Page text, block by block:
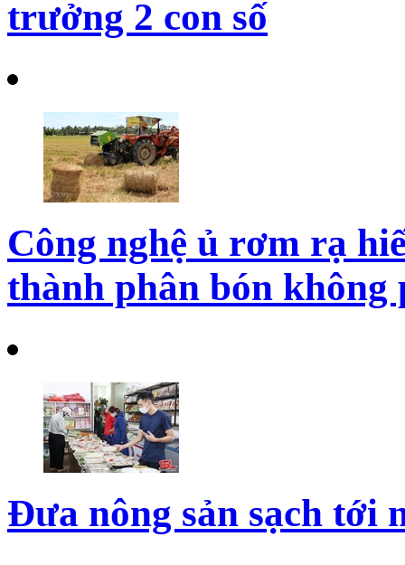
trưởng 2 con số
Công nghệ ủ rơm rạ
thành phân bón không
Đưa nông sản sạch tới